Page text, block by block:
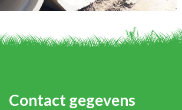
Contact gegevens